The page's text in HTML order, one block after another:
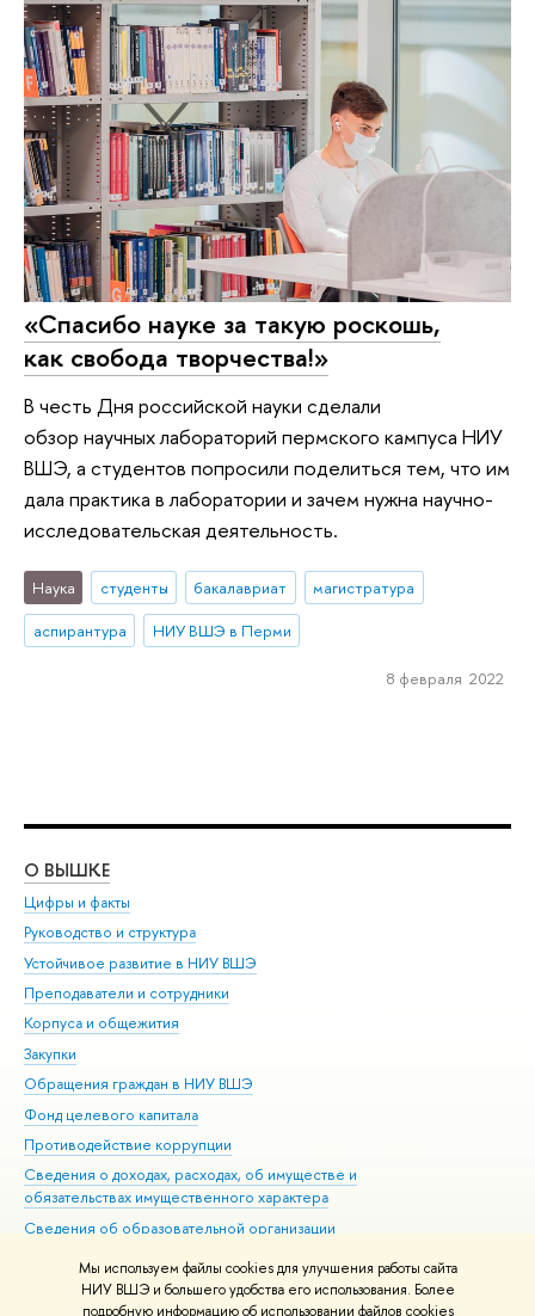
Мы используем файлы cookies для улучшения работы сайта
НИУ ВШЭ и большего удобства его использования. Более
подробную информацию об использовании файлов cookies
«Спасибо науке за такую роскошь,
как свобода творчества!»
В честь Дня российской науки сделали
обзор научных лабораторий пермского кампуса НИУ
ВШЭ, а студентов попросили поделиться тем, что им
дала практика в лаборатории и зачем нужна научно-
исследовательская деятельность.
Наука студенты бакалавриат
магистратура
аспирантура
НИУ ВШЭ в Перми
8 февраля 2022
О ВЫШКЕ
Цифры и факты
Руководство и структура
Устойчивое развитие в НИУ ВШЭ
Преподаватели и сотрудники
Корпуса и общежития
Закупки
Обращения граждан в НИУ ВШЭ
Фонд целевого капитала
Противодействие коррупции
Сведения о доходах, расходах, об имуществе и
обязательствах имущественного характера
Сведения об образовательной организации
Людям с ограниченными возможностями здоровья
Единая платежная страница